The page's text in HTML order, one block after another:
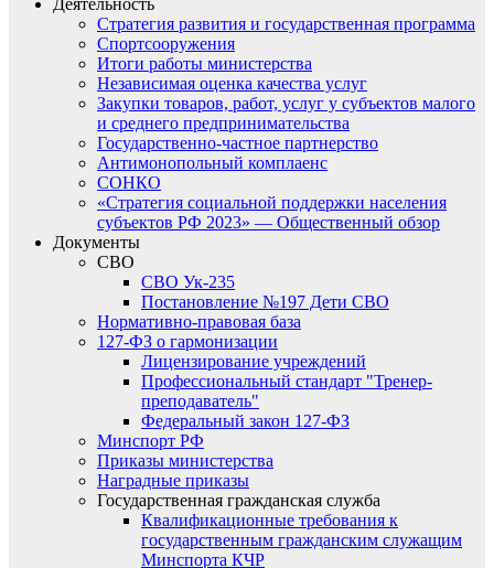
Деятельность
Стратегия развития и государственная программа
Спортсооружения
Итоги работы министерства
Независимая оценка качества услуг
Закупки товаров, работ, услуг у субъектов малого
и среднего предпринимательства
Государственно-частное партнерство
Антимонопольный комплаенс
СОНКО
«Стратегия социальной поддержки населения
субъектов РФ 2023» — Общественный обзор
Документы
СВО
СВО Ук-235
Постановление №197 Дети СВО
Нормативно-правовая база
127-ФЗ о гармонизации
Лицензирование учреждений
Профессиональный стандарт "Тренер-
преподаватель"
Федеральный закон 127-ФЗ
Минспорт РФ
Приказы министерства
Наградные приказы
Государственная гражданская служба
Квалификационные требования к
государственным гражданским служащим
Минспорта КЧР